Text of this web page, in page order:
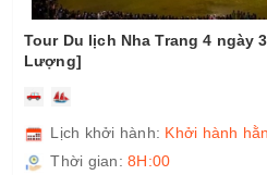
Tour đảo Bình Hưng 2 ngày 1
Lượng]
Lịch khởi hành: Khởi hành
Thời gian: 8H:00